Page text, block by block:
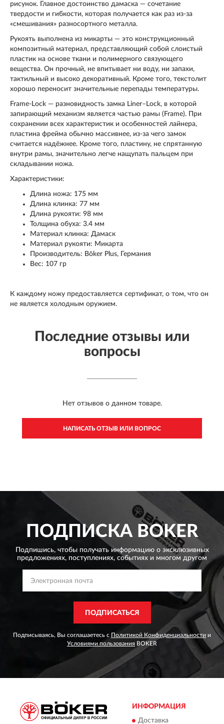
рисунок. Главное достоинство дамаска — сочетание
твердости и гибкости, которая получается как раз из-за
«смешивания» разносортного металла.
Рукоять выполнена из микарты — это конструкционный
композитный материал, представляющий собой слоистый
пластик на основе ткани и полимерного связующего
вещества. Он прочный, не впитывает ни воду, ни запахи,
тактильный и высоко декоративный. Кроме того, текстолит
хорошо переносит значительные перепады температуры.
Frame-Lock — разновидность замка Liner–Lock, в которой
запирающий механизм является частью рамы (Frame). При
сохранении всех характеристик и особенностей лайнера,
пластина фрейма обычно массивнее, из-за чего замок
считается надёжнее. Кроме того, пластину, не спрятанную
внутри рамы, значительно легче нащупать пальцем при
складывании ножа.
Характеристики:
Длина ножа: 175 мм
Длина клинка: 77 мм
Длина рукояти: 98 мм
Толщина обуха: 3.4 мм
Материал клинка: Дамаск
Материал рукояти: Микарта
Производитель: Böker Plus, Германия
Вес: 107 гр
К каждому ножу предоставляется сертификат, о том, что он
не является холодным оружием.
Последние отзывы или
вопросы
Нет отзывов о данном товаре.
НАПИСАТЬ ОТЗЫВ ИЛИ ВОПРОС
ПОДПИСКАBOKER
Подпишись, чтобы получать информацию о эксклюзивных
предложениях, поступлениях, событиях и многом другом
ПОДПИСАТЬСЯ
Подписываясь, Вы соглашаетесь с Политикой Конфиденциальности и
Условиями пользования BOKER
ИНФОРМАЦИЯ
Доставка